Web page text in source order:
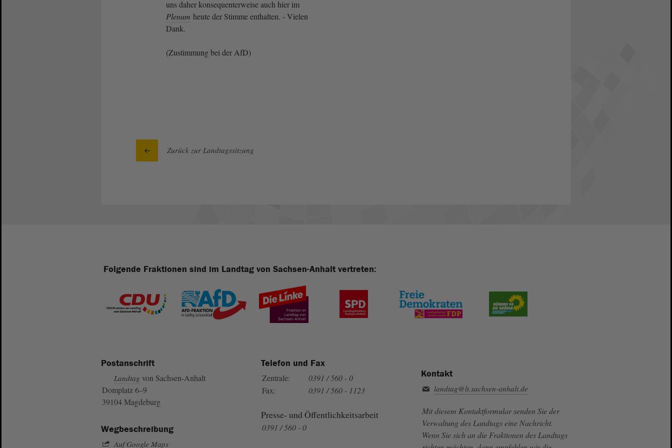
uns daher konsequenterweise auch hier im
Plenum heute der Stimme enthalten. - Vielen
Dank.
(Zustimmung bei der AfD)
Zurück zur Landtagssitzung
Folgende Fraktionen sind im Landtag von Sachsen-Anhalt vertreten:
Postanschrift
Landtag von Sachsen-Anhalt
Domplatz 6–9
39104 Magdeburg
Wegbeschreibung
Auf Google Maps
Telefon und Fax
Zentrale:
0391 / 560 - 0
Fax:
0391 / 560 - 1123
Presse- und Öffentlichkeitsarbeit
0391 / 560 - 0
Kontakt
landtag@lt.sachsen-anhalt.de
Mit diesem Kontaktformular senden Sie der
Verwaltung des Landtags eine Nachricht.
Wenn Sie sich an die Fraktionen des Landtags